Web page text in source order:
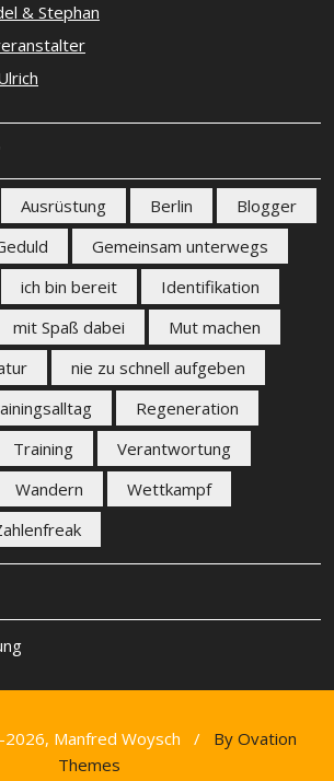
& Stephan
Ausrüstung Berlin
Blogger
Gemeinsam unterwegs
ich bin bereit
Identifikation
mit Spaß dabei
Mut machen
nie zu schnell aufgeben
Regeneration
Training
Verantwortung
Wandern
Wettkampf
2026, Manfred Woysch /
By Ovation
Themes